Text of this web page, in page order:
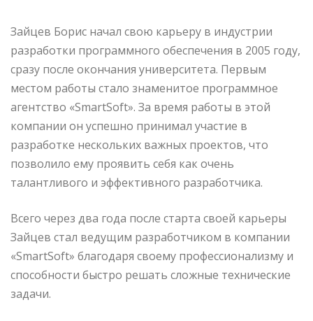
Зайцев Борис начал свою карьеру в индустрии
разработки программного обеспечения в 2005 году,
сразу после окончания университета. Первым
местом работы стало знаменитое программное
агентство «SmartSoft». За время работы в этой
компании он успешно принимал участие в
разработке нескольких важных проектов, что
позволило ему проявить себя как очень
талантливого и эффективного разработчика.
Всего через два года после старта своей карьеры
Зайцев стал ведущим разработчиком в компании
«SmartSoft» благодаря своему профессионализму и
способности быстро решать сложные технические
задачи.